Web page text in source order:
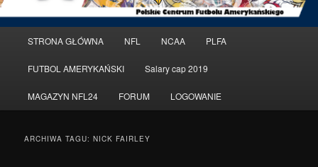
główne
Przeskocz
do
tekstu
Przeskocz
do
widgetów
STRONA GŁÓWNA NFL NCAA PLFA
FUTBOL AMERYKAŃSKI Salary cap 2019
MAGAZYN NFL24 FORUM LOGOWANIE
ARCHIWA TAGU:NICK FAIRLEY